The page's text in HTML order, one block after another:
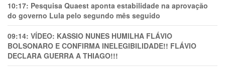
10:17: Pesquisa Quaest aponta estabilidade na aprovação
do governo Lula pelo segundo mês seguido
09:14: VÍDEO: KASSIO NUNES HUMlLHA FLÁVIO
BOLSONARO E CONFIRMA INELEGIBILIDADE!! FLÁVIO
DECLARA GUERRA A THIAGO!!!